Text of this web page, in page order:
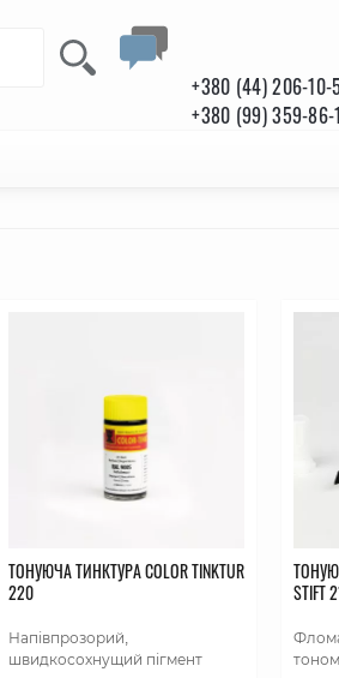
+380 (44) 206-10-
+380 (99) 359-86-
ТОНУЮЧА ТИНКТУРА COLOR TINKTUR
220
Напівпрозорий,
швидкосохнущий пігмент
STIFT
тоном